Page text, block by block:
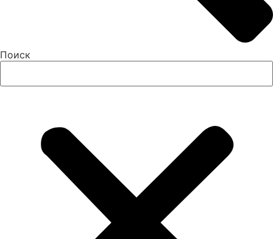
Поиск